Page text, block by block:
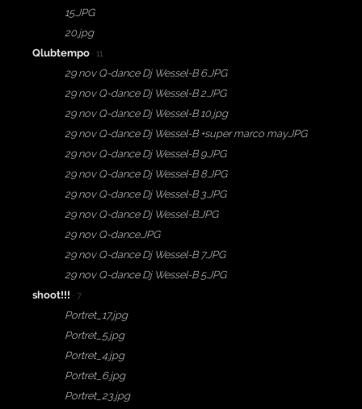
15.JPG
20.jpg
Qlubtempo
· 11
29 nov Q-dance Dj Wessel-B 6.JPG
29 nov Q-dance Dj Wessel-B 2.JPG
29 nov Q-dance Dj Wessel-B 10.jpg
29 nov Q-dance Dj Wessel-B +super marco may.JPG
29 nov Q-dance Dj Wessel-B 9.JPG
29 nov Q-dance Dj Wessel-B 8.JPG
29 nov Q-dance Dj Wessel-B 3.JPG
29 nov Q-dance Dj Wessel-B.JPG
29 nov Q-dance.JPG
29 nov Q-dance Dj Wessel-B 7.JPG
29 nov Q-dance Dj Wessel-B 5.JPG
shoot!!!
· 7
Portret_17.jpg
Portret_5.jpg
Portret_4.jpg
Portret_6.jpg
Portret_23.jpg